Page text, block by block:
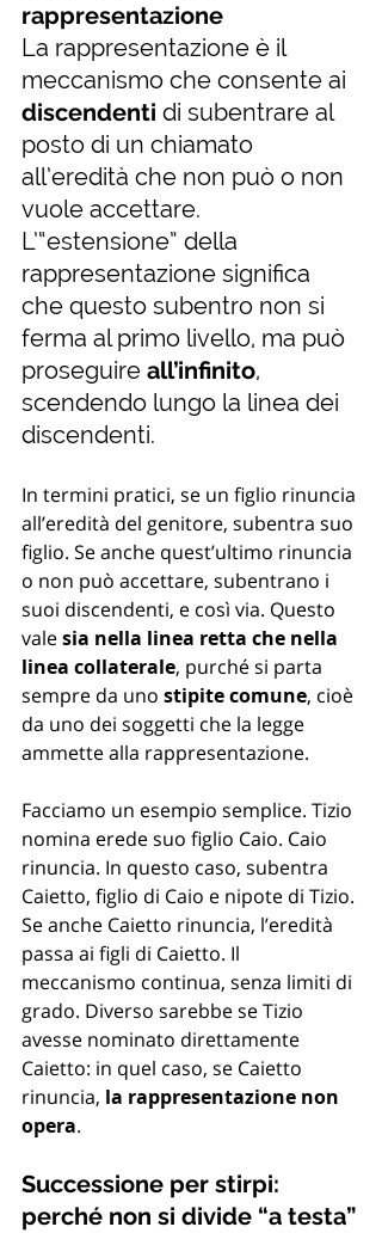
rappresentazione
La rappresentazione è il
meccanismo che consente ai
discendenti di subentrare al
posto di un chiamato
all’eredità che non può o non
vuole accettare.
L’“estensione” della
rappresentazione significa
che questo subentro non si
ferma al primo livello, ma può
proseguire all’infinito,
scendendo lungo la linea dei
discendenti.
In termini pratici, se un figlio rinuncia
all’eredità del genitore, subentra suo
figlio. Se anche quest’ultimo rinuncia
o non può accettare, subentrano i
suoi discendenti, e così via. Questo
vale sia nella linea retta che nella
linea collaterale, purché si parta
sempre da uno stipite comune, cioè
da uno dei soggetti che la legge
ammette alla rappresentazione.
Facciamo un esempio semplice. Tizio
nomina erede suo figlio Caio. Caio
rinuncia. In questo caso, subentra
Caietto, figlio di Caio e nipote di Tizio.
Se anche Caietto rinuncia, l’eredità
passa ai figli di Caietto. Il
meccanismo continua, senza limiti di
grado. Diverso sarebbe se Tizio
avesse nominato direttamente
Caietto: in quel caso, se Caietto
rinuncia, la rappresentazione non
opera.
Successione per stirpi:
perché non si divide “a testa”